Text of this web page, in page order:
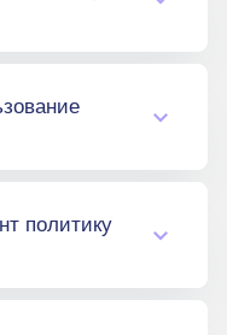
не
или
проблем с
без какой-либо
политику